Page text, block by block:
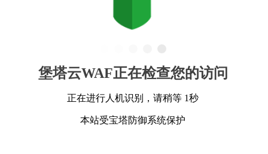
堡塔云WAF正在检查您的访问
正在进行人机识别，请稍等 1秒
本站受宝塔防御系统保护